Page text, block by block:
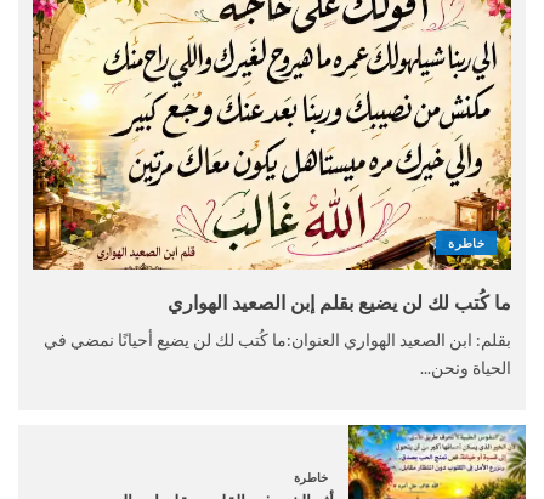
خاطرة
ما كُتب لك لن يضيع بقلم إبن الصعيد الهواري
بقلم: ابن الصعيد الهواري العنوان:ما كُتب لك لن يضيع أحيانًا نمضي في
الحياة ونحن...
خاطرة